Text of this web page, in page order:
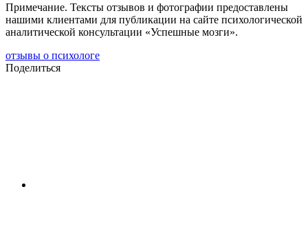
Примечание. Тексты отзывов и фотографии предоставлены
нашими клиентами для публикации на сайте психологической
аналитической консультации «Успешные мозги».
отзывы о психологе
Поделиться